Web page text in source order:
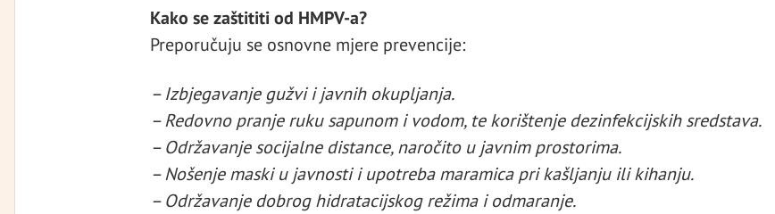
Kako se zaštititi od HMPV-a?
Preporučuju se osnovne mjere prevencije:
– Izbjegavanje gužvi i javnih okupljanja.
– Redovno pranje ruku sapunom i vodom, te korištenje dezinfekcijskih sredstava.
– Održavanje socijalne distance, naročito u javnim prostorima.
– Nošenje maski u javnosti i upotreba maramica pri kašljanju ili kihanju.
– Održavanje dobrog hidratacijskog režima i odmaranje.